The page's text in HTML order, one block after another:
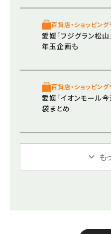
百貨店・ショッピン
愛媛「フジグラン松
年玉企画も
百貨店・ショッピン
愛媛「イオンモール
袋まとめ
も